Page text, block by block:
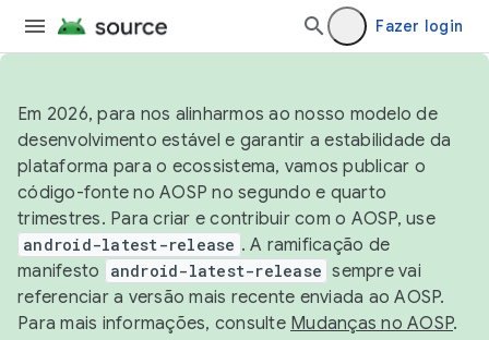
Fazer login
Em 2026, para nos alinharmos ao nosso modelo de
desenvolvimento estável e garantir a estabilidade da
plataforma para o ecossistema, vamos publicar o
código-fonte no AOSP no segundo e quarto
trimestres. Para criar e contribuir com o AOSP, use
android-latest-release . A ramificação de
manifesto
android-latest-release sempre vai
referenciar a versão mais recente enviada ao AOSP.
Para mais informações, consulte Mudanças no AOSP.